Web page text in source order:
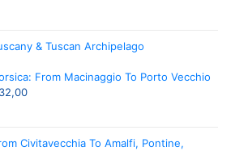
& Tuscan Archipelago
From Macinaggio To Porto Vecchio
32,00
Civitavecchia To Amalfi, Pontine,